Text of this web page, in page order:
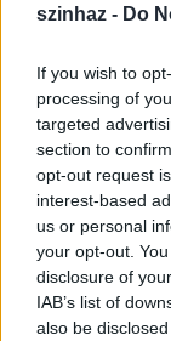
szinhaz - Do
If you wish to
processing of
targeted
section to
opt-out request
interest-based
us or personal
your opt-out.
disclosure of
IAB’s list of
also be
"A
fesztivál, még
viszont
missziót
kaptak" -
Szövetség.